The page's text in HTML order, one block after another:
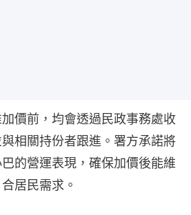
價前，均會透過民政事務處收
相關持份者跟進。署方承諾將
的營運表現，確保加價後能維
居民需求。